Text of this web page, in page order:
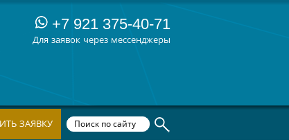
+7 921 375-40-71
Для заявок через мессенджеры
ЗАЯВКУ